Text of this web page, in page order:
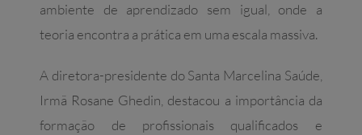
ambiente de aprendizado sem igual, onde a
teoria encontra a prática em uma escala massiva.
A diretora-presidente do Santa Marcelina Saúde,
Irmã Rosane Ghedin, destacou a importância da
formação de profissionais qualificados e